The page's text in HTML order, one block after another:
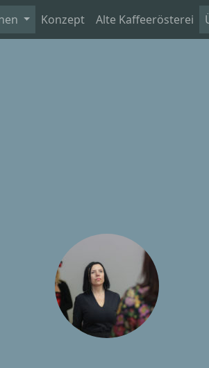
Konzept Alte Kaffeerösterei